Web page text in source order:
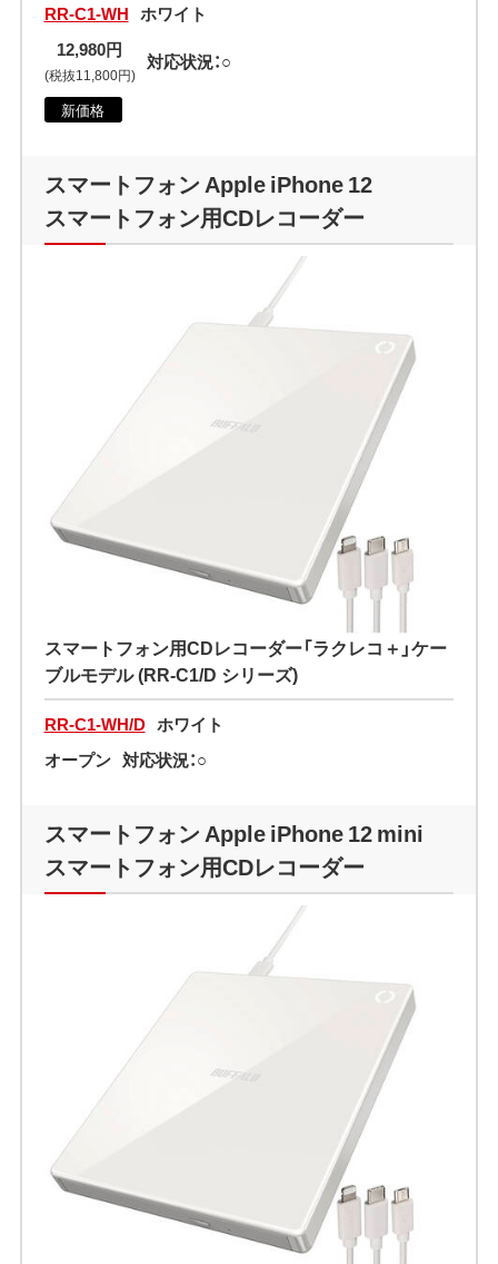
RR-C1-WH ホワイト
12,980円
(税抜11,800円)
対応状況：○
新価格
スマートフォン Apple iPhone 12
スマートフォン用CDレコーダー
スマートフォン用CDレコーダー「ラクレコ＋」ケー
ブルモデル (RR-C1/D シリーズ)
RR-C1-WH/D ホワイト
オープン 対応状況：○
スマートフォン Apple iPhone 12 mini
スマートフォン用CDレコーダー